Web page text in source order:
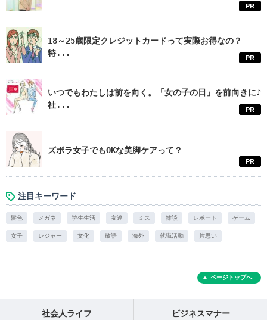
PR
18～25歳限定クレジットカードって実際お得なの？
特...
PR
いつでもわたしは前を向く。「女の子の日」を前向きに♪
社...
PR
ズボラ女子でもOKな美脚ケアって？
PR
注目キーワード
髪色 メガネ 学生生活 友達 ミス 雑談 レポート ゲーム
女子 レジャー 文化 敬語 海外 就職活動 片思い
ページトップへ
社会人ライフ ビジネスマナー